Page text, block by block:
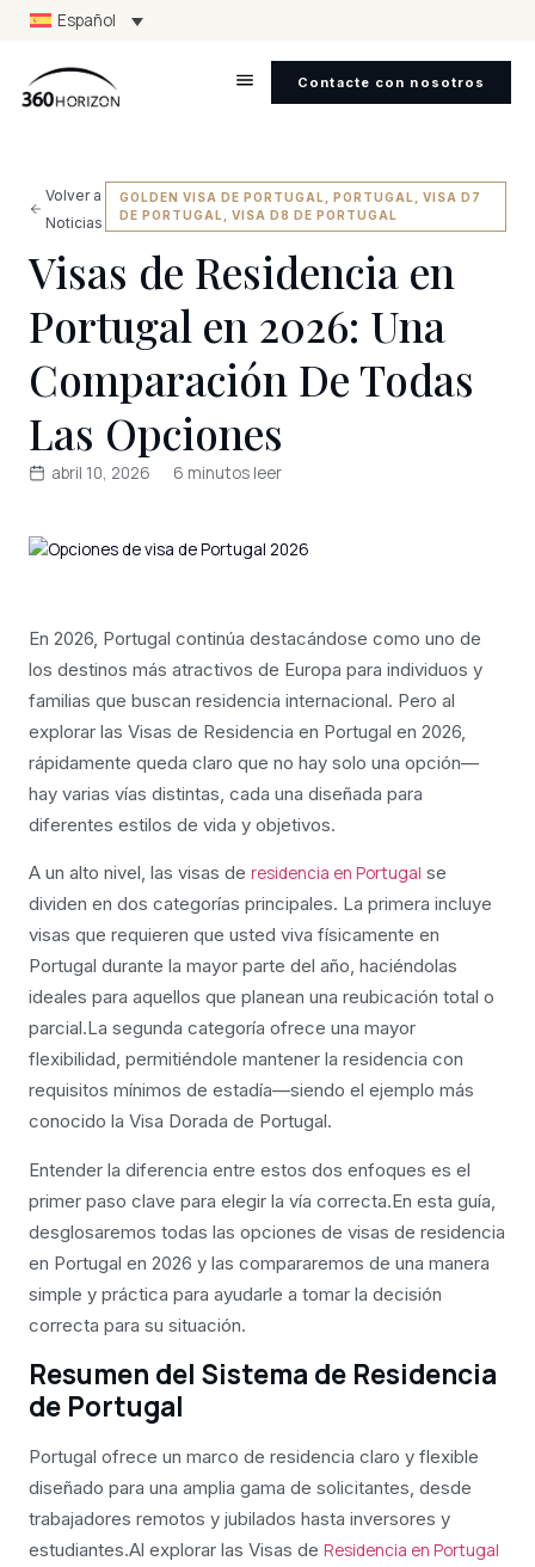
Español
Contacte con nosotros
Volver a
Noticias
GOLDEN VISA DE PORTUGAL PORTUGAL
VISA D7
DE PORTUGAL
VISA D8 DE PORTUGAL
Visas de Residencia en
Portugal en 2026: Una
Comparación De Todas
Las Opciones
abril 10, 2026 6 minutos leer
En 2026, Portugal continúa destacándose como uno de
los destinos más atractivos de Europa para individuos y
familias que buscan residencia internacional. Pero al
explorar las Visas de Residencia en Portugal en 2026,
rápidamente queda claro que no hay solo una opción—
hay varias vías distintas, cada una diseñada para
diferentes estilos de vida y objetivos.
A un alto nivel, las visas de residencia en Portugal se
dividen en dos categorías principales. La primera incluye
visas que requieren que usted viva físicamente en
Portugal durante la mayor parte del año, haciéndolas
ideales para aquellos que planean una reubicación total o
parcial.La segunda categoría ofrece una mayor
flexibilidad, permitiéndole mantener la residencia con
requisitos mínimos de estadía—siendo el ejemplo más
conocido la Visa Dorada de Portugal.
Entender la diferencia entre estos dos enfoques es el
primer paso clave para elegir la vía correcta.En esta guía,
desglosaremos todas las opciones de visas de residencia
en Portugal en 2026 y las compararemos de una manera
simple y práctica para ayudarle a tomar la decisión
correcta para su situación.
Resumen del Sistema de Residencia
de Portugal
Portugal ofrece un marco de residencia claro y flexible
diseñado para una amplia gama de solicitantes, desde
trabajadores remotos y jubilados hasta inversores y
estudiantes.Al explorar las Visas de Residencia en Portugal